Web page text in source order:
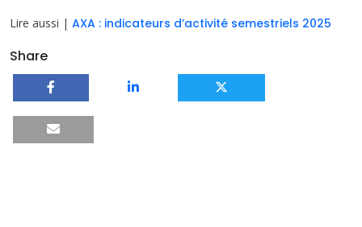
Lire aussi | AXA : indicateurs d’activité semestriels 2025
Share